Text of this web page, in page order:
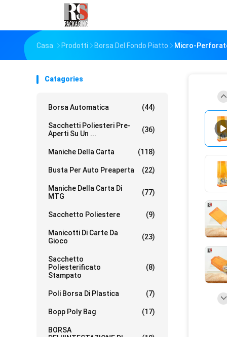
Casa Prodotti Borsa Del Fondo Piatto Micro-
Catagories
Borsa Automatica (44)
Sacchetti Poliesteri Pre-
Aperti Su Un ...
(36)
Maniche Della Carta (118)
Busta Per Auto Preaperta (22)
Maniche Della Carta Di
MTG
(77)
Sacchetto Poliestere (9)
Manicotti Di Carte Da
Gioco
(23)
Sacchetto
Poliesterificato
Stampato
(8)
Poli Borsa Di Plastica (7)
Bopp Poly Bag (17)
BORSA